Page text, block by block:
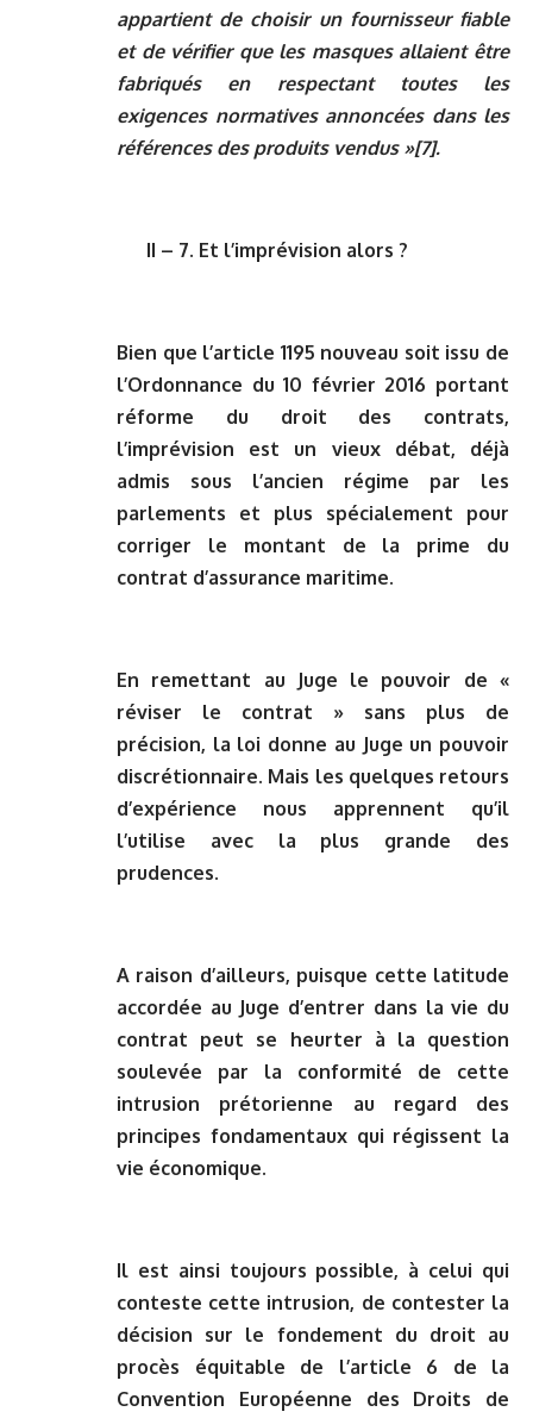
appartient de choisir un fournisseur fiable
et de vérifier que les masques allaient être
fabriqués en respectant toutes les
exigences normatives annoncées dans les
références des produits vendus »[7].
II – 7. Et l’imprévision alors ?
Bien que l’article 1195 nouveau soit issu de
l’Ordonnance du 10 février 2016 portant
réforme du droit des contrats,
l’imprévision est un vieux débat, déjà
admis sous l’ancien régime par les
parlements et plus spécialement pour
corriger le montant de la prime du
contrat d’assurance maritime.
En remettant au Juge le pouvoir de «
réviser le contrat » sans plus de
précision, la loi donne au Juge un pouvoir
discrétionnaire. Mais les quelques retours
d’expérience nous apprennent qu’il
l’utilise avec la plus grande des
prudences.
A raison d’ailleurs, puisque cette latitude
accordée au Juge d’entrer dans la vie du
contrat peut se heurter à la question
soulevée par la conformité de cette
intrusion prétorienne au regard des
principes fondamentaux qui régissent la
vie économique.
Il est ainsi toujours possible, à celui qui
conteste cette intrusion, de contester la
décision sur le fondement du droit au
procès équitable de l’article 6 de la
Convention Européenne des Droits de